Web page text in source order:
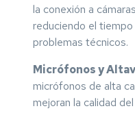
la conexión a
reduciendo el
problemas técnicos.
Micrófonos y
micrófonos de alta
mejoran la calidad